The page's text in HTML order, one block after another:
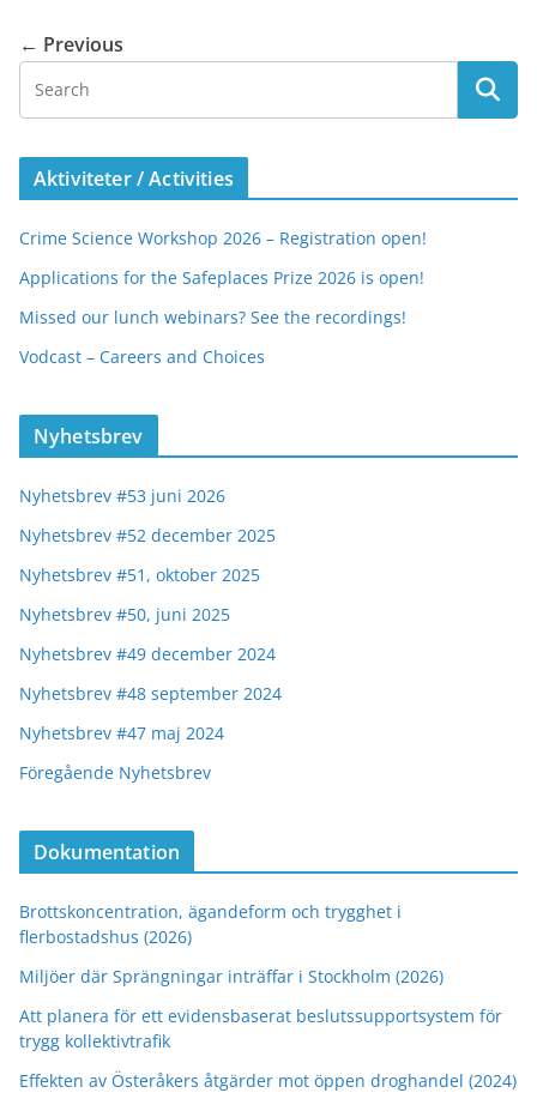
← Previous
Aktiviteter / Activities
Crime Science Workshop 2026 – Registration open!
Applications for the Safeplaces Prize 2026 is open!
Missed our lunch webinars? See the recordings!
Vodcast – Careers and Choices
Nyhetsbrev
Nyhetsbrev #53 juni 2026
Nyhetsbrev #52 december 2025
Nyhetsbrev #51, oktober 2025
Nyhetsbrev #50, juni 2025
Nyhetsbrev #49 december 2024
Nyhetsbrev #48 september 2024
Nyhetsbrev #47 maj 2024
Föregående Nyhetsbrev
Dokumentation
Brottskoncentration, ägandeform och trygghet i
flerbostadshus (2026)
Miljöer där Sprängningar inträffar i Stockholm (2026)
Att planera för ett evidensbaserat beslutssupportsystem för
trygg kollektivtrafik
Effekten av Österåkers åtgärder mot öppen droghandel (2024)